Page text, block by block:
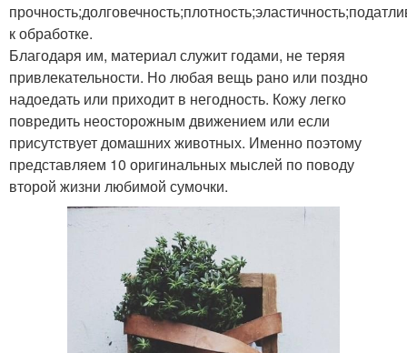
к обработке.
Благодаря им, материал служит годами, не теряя
привлекательности. Но любая вещь рано или поздно
надоедать или приходит в негодность. Кожу легко
повредить неосторожным движением или если
присутствует домашних животных. Именно поэтому
представляем 10 оригинальных мыслей по поводу
второй жизни любимой сумочки.